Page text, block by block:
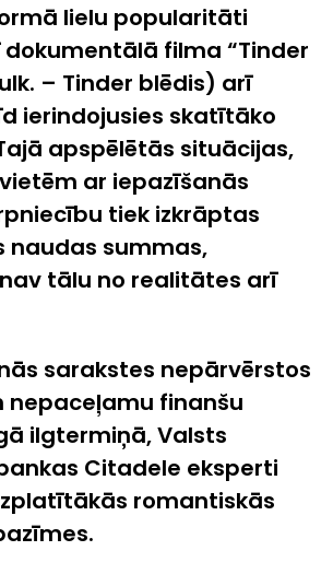
lielu popularitāti
filma “Tinder
– Tinder blēdis) arī
ierindojusies skatītāko
apspēlētās situācijas,
ar iepazīšanās
tiek izkrāptas
naudas summas,
tālu no realitātes arī
sarakstes nepārvērstos
nepaceļamu finanšu
ilgtermiņā, Valsts
Citadele eksperti
romantiskās